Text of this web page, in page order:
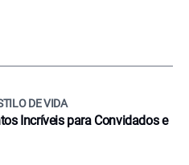
DE VIDA
Incríveis para Convidados e